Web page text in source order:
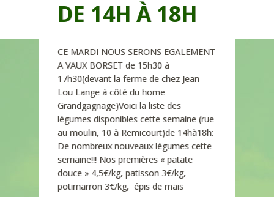
DE 14H À 18H
CE MARDI NOUS SERONS EGALEMENT
A VAUX BORSET de 15h30 à
17h30(devant la ferme de chez Jean
Lou Lange à côté du home
Grandgagnage)Voici la liste des
légumes disponibles cette semaine (rue
au moulin, 10 à Remicourt)de 14hà18h:
De nombreux nouveaux légumes cette
semaine!!! Nos premières « patate
douce » 4,5€/kg, patisson 3€/kg,
potimarron 3€/kg, épis de mais